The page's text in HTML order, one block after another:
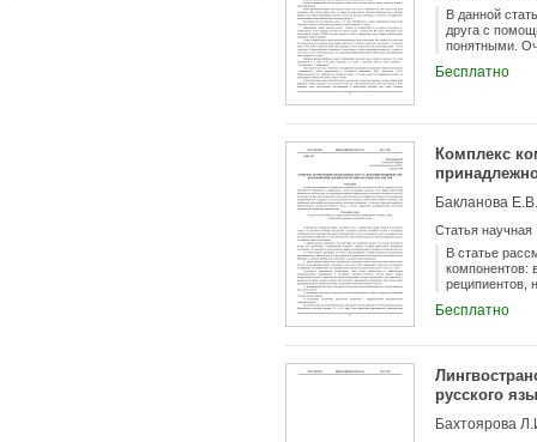
В данной
друга с
понятными.
Бесплатно
Комплекс
Бакланова Е.В.
Статья научная
В статье
компонентов:
реципиентов,
Бесплатно
русского
Бахтоярова